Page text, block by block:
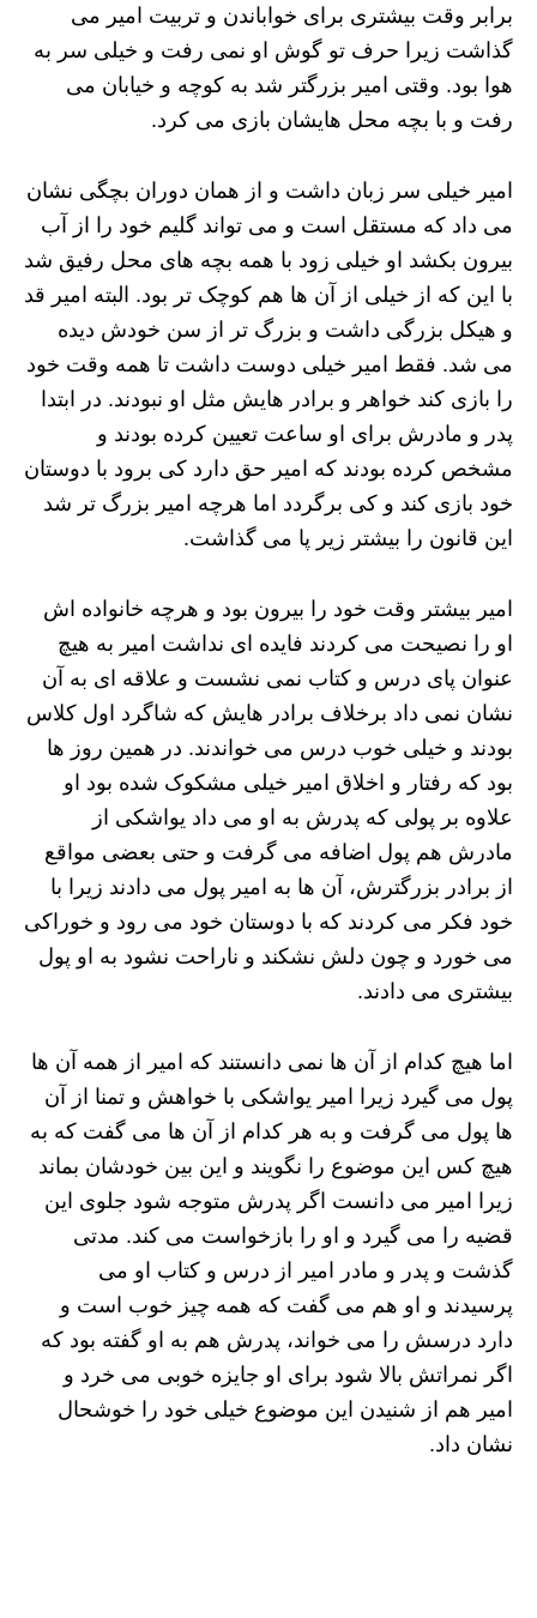
برابر وقت بیشتری برای خواباندن و تربیت امیر می
گذاشت زیرا حرف تو گوش او نمی رفت و خیلی سر به
هوا بود. وقتی امیر بزرگتر شد به کوچه و خیابان می
رفت و با بچه محل هایشان بازی می کرد.
امیر خیلی سر زبان داشت و از همان دوران بچگی نشان
می داد که مستقل است و می تواند گلیم خود را از آب
بیرون بکشد او خیلی زود با همه بچه های محل رفیق شد
با این که از خیلی از آن ها هم کوچک تر بود. البته امیر قد
و هیکل بزرگی داشت و بزرگ تر از سن خودش دیده
می شد. فقط امیر خیلی دوست داشت تا همه وقت خود
را بازی کند خواهر و برادر هایش مثل او نبودند. در ابتدا
پدر و مادرش برای او ساعت تعیین کرده بودند و
مشخص کرده بودند که امیر حق دارد کی برود با دوستان
خود بازی کند و کی برگردد اما هرچه امیر بزرگ تر شد
این قانون را بیشتر زیر پا می گذاشت.
امیر بیشتر وقت خود را بیرون بود و هرچه خانواده اش
او را نصیحت می کردند فایده ای نداشت امیر به هیچ
عنوان پای درس و کتاب نمی نشست و علاقه ای به آن
نشان نمی داد برخلاف برادر هایش که شاگرد اول کلاس
بودند و خیلی خوب درس می خواندند. در همین روز ها
بود که رفتار و اخلاق امیر خیلی مشکوک شده بود او
علاوه بر پولی که پدرش به او می داد یواشکی از
مادرش هم پول اضافه می گرفت و حتی بعضی مواقع
از برادر بزرگترش، آن ها به امیر پول می دادند زیرا با
خود فکر می کردند که با دوستان خود می رود و خوراکی
می خورد و چون دلش نشکند و ناراحت نشود به او پول
بیشتری می دادند.
اما هیچ کدام از آن ها نمی دانستند که امیر از همه آن ها
پول می گیرد زیرا امیر یواشکی با خواهش و تمنا از آن
ها پول می گرفت و به هر کدام از آن ها می گفت که به
هیچ کس این موضوع را نگویند و این بین خودشان بماند
زیرا امیر می دانست اگر پدرش متوجه شود جلوی این
قضیه را می گیرد و او را بازخواست می کند. مدتی
گذشت و پدر و مادر امیر از درس و کتاب او می
پرسیدند و او هم می گفت که همه چیز خوب است و
دارد درسش را می خواند، پدرش هم به او گفته بود که
اگر نمراتش بالا شود برای او جایزه خوبی می خرد و
امیر هم از شنیدن این موضوع خیلی خود را خوشحال
نشان داد.